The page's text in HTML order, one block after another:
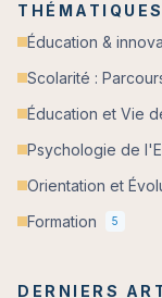
Éducation &
Scolarité :
Éducation et Vie
Psychologie de
Orientation et
Formation 5
DERNIERS